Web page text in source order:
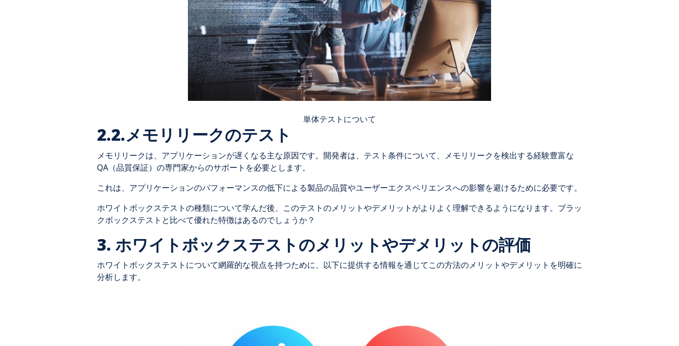
単体テストについて
2.2.メモリリークのテスト
メモリリークは、アプリケーションが遅くなる主な原因です。開発者は、テスト条件について、メモリリークを検出する経験豊富な
QA（品質保証）の専門家からのサポートを必要とします。
これは、アプリケーションのパフォーマンスの低下による製品の品質やユーザーエクスペリエンスへの影響を避けるために必要です。
ホワイトボックステストの種類について学んだ後、このテストのメリットやデメリットがよりよく理解できるようになります。ブラッ
クボックステストと比べて優れた特徴はあるのでしょうか？
3. ホワイトボックステストのメリットやデメリットの評価
ホワイトボックステストについて網羅的な視点を持つために、以下に提供する情報を通じてこの方法のメリットやデメリットを明確に
分析します。